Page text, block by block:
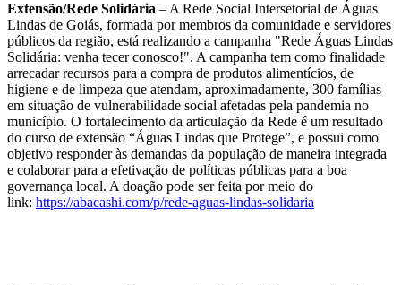
Extensão/Rede Solidária – A Rede Social Intersetorial de Águas
Lindas de Goiás, formada por membros da comunidade e servidores
públicos da região, está realizando a campanha "Rede Águas Lindas
Solidária: venha tecer conosco!". A campanha tem como finalidade
arrecadar recursos para a compra de produtos alimentícios, de
higiene e de limpeza que atendam, aproximadamente, 300 famílias
em situação de vulnerabilidade social afetadas pela pandemia no
município. O fortalecimento da articulação da Rede é um resultado
do curso de extensão “Águas Lindas que Protege”, e possui como
objetivo responder às demandas da população de maneira integrada
e colaborar para a efetivação de políticas públicas para a boa
governança local. A doação pode ser feita por meio do
link: https://abacashi.com/p/rede-aguas-lindas-solidaria